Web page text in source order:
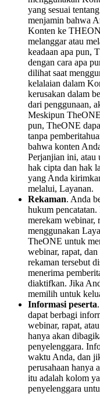
yang sesuai
menjamin bahwa
Konten ke
melanggar atau
keadaan apa pun,
dengan cara apa
dilihat saat
kelalaian dalam
kerusakan dalam
dari penggunaan,
Meskipun
pun, TheONE
tanpa
bahwa konten
Perjanjian ini, atau
hak cipta dan hak
yang Anda
melalui, Layanan.
Rekaman. Anda
hukum
merekam webinar,
menggunakan
TheONE untuk
webinar, rapat,
rekaman tersebut
menerima
diaktifkan. Jika
memilih untuk
Informasi peserta
dapat berbagi
webinar, rapat,
hanya akan
penyelenggara.
waktu Anda, dan
perusahaan hanya
itu adalah kolom
penyelenggara